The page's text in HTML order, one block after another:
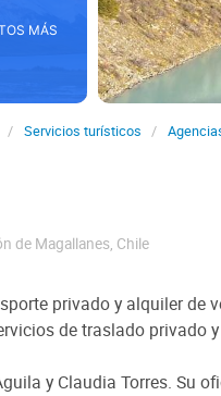
MÁS
Servicios turísticos
de Magallanes, Chile
privado y alquiler
de traslado
y Claudia Torres. Su